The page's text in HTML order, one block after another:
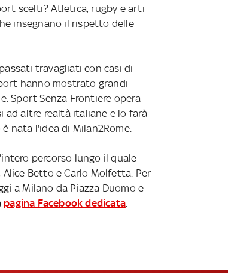
scelti? Atletica, rugby e arti
insegnano il rispetto delle
travagliati con casi di
hanno mostrato grandi
Sport Senza Frontiere opera
ad altre realtà italiane e lo farà
nata l'idea di Milan2Rome.
percorso lungo il quale
Betto e Carlo Molfetta. Per
a Milano da Piazza Duomo e
pagina Facebook dedicata.